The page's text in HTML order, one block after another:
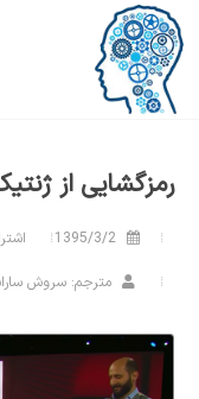
رمزگشایی از
مترجم: سروش